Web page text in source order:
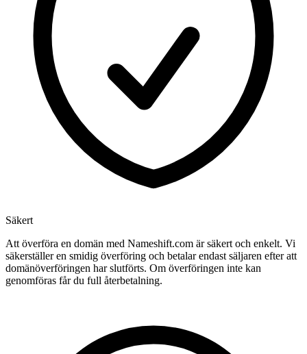
Säkert
Att överföra en domän med Nameshift.com är säkert och enkelt. Vi
säkerställer en smidig överföring och betalar endast säljaren efter att
domänöverföringen har slutförts. Om överföringen inte kan
genomföras får du full återbetalning.